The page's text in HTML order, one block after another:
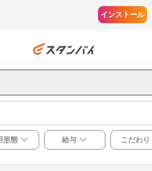
インストール
形態 給与 こだわり